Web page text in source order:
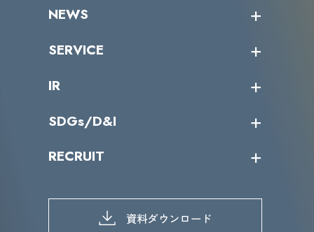
トップメッセージ
ミッション／ビジョン
パートナー企業一覧
NEWS
サイバーニュース
SERVICE
カテゴリー別サービス一覧
IR
IRカレンダー
IRライブラリー
よくあるご質問
SDGs/D&I
当グループのマテリアリティ
SDGs推進体制
D&Iの取り組み
RECRUIT
募集職種一覧
メッセージ
資料ダウンロード